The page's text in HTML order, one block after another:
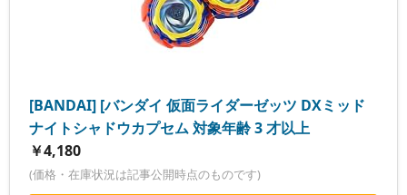
[BANDAI] [バンダイ 仮面ライダーゼッツ DXミッド
ナイトシャドウカプセム 対象年齢 3 才以上
￥4,180
(価格・在庫状況は記事公開時点のものです)